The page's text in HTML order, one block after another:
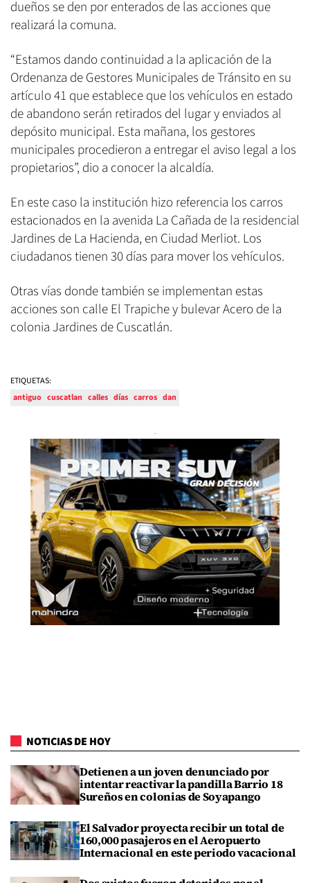
dueños se den por enterados de las acciones que
realizará la comuna.
“Estamos dando continuidad a la aplicación de la
Ordenanza de Gestores Municipales de Tránsito en su
artículo 41 que establece que los vehículos en estado
de abandono serán retirados del lugar y enviados al
depósito municipal. Esta mañana, los gestores
municipales procedieron a entregar el aviso legal a los
propietarios”, dio a conocer la alcaldía.
En este caso la institución hizo referencia los carros
estacionados en la avenida La Cañada de la residencial
Jardines de La Hacienda, en Ciudad Merliot. Los
ciudadanos tienen 30 días para mover los vehículos.
Otras vías donde también se implementan estas
acciones son calle El Trapiche y bulevar Acero de la
colonia Jardines de Cuscatlán.
ETIQUETAS:
antiguo cuscatlan calles días carros dan
NOTICIAS DE HOY
Detienen a un joven denunciado por
intentar reactivar la pandilla Barrio 18
Sureños en colonias de Soyapango
El Salvador proyecta recibir un total de
160,000 pasajeros en el Aeropuerto
Internacional en este periodo vacacional